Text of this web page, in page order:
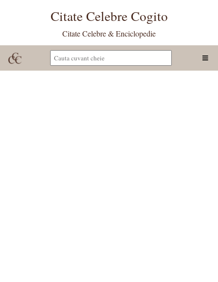
Citate Celebre Cogito
Citate Celebre & Enciclopedie